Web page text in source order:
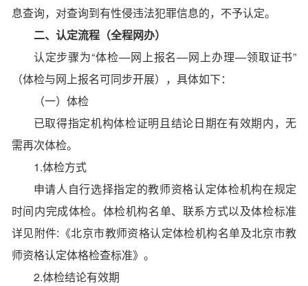
息查询，对查询到有性侵违法犯罪信息的，不予认定。
二、认定流程（全程网办）
认定步骤为“体检—网上报名—网上办理—领取证书”
（体检与网上报名可同步开展），具体如下：
（一）体检
已取得指定机构体检证明且结论日期在有效期内，无
需再次体检。
1.体检方式
申请人自行选择指定的教师资格认定体检机构在规定
时间内完成体检。体检机构名单、联系方式以及体检标准
详见附件:《北京市教师资格认定体检机构名单及北京市教
师资格认定体格检查标准》。
2.体检结论有效期